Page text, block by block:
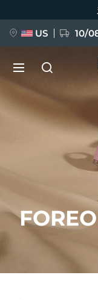
US 10/
新品
FAQ™ Pure
BREAKING
语言
Polski
发货国家